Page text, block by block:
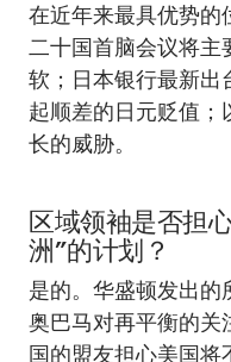
在近年来最具优势的
二十国首脑会议将主
软；日本银行最新出
起顺差的日元贬值；
长的威胁。
区域领袖是否担
洲”的计划？
是的。华盛顿发出的
奥巴马对再平衡的关
国的盟友担心美国将